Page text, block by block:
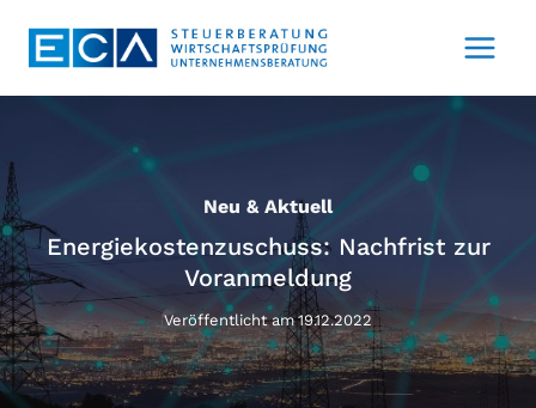
Inhalt
Neu & Aktuell
Energiekostenzuschuss: Nachfrist zur
Voranmeldung
Veröffentlicht am 19.12.2022